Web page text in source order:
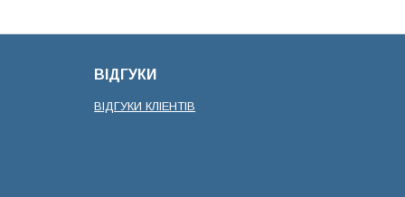
ВІДГУКИ
ВІДГУКИ КЛІЕНТІВ